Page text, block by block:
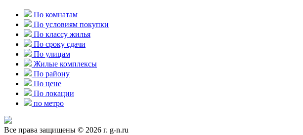
По комнатам
По условиям покупки
По классу жилья
По сроку сдачи
По улицам
Жилые комплексы
По району
По цене
По локации
по метро
Все права защищены © 2026 г. g-n.ru